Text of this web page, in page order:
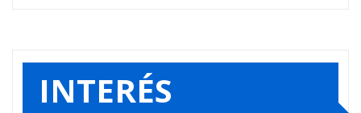
INTERÉS